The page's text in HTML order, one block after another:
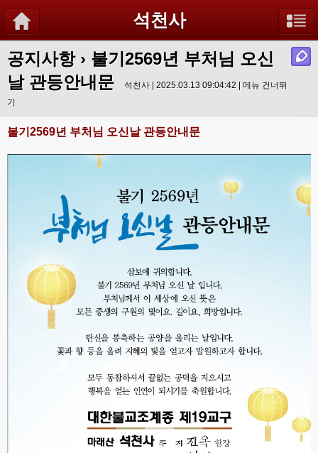
석천사
공지사항› 불기2569년 부처님 오신
날 관등안내문
석천사 | 2025.03.13 09:04:42 | 메뉴 건너뛰
기
불기2569년 부처님 오신날 관등안내문